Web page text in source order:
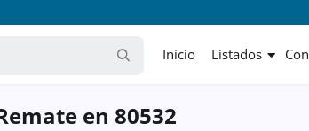
Inicio Listados
en 80532